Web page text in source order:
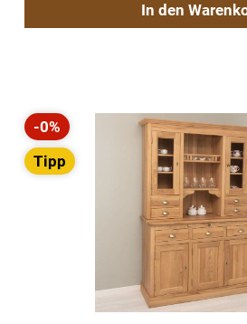
In den
Rabatt
-0%
Tipp